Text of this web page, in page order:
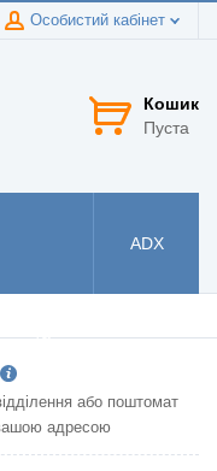
Особистий кабінет
Кошик
Пуста
ADX
або поштомат
адресою